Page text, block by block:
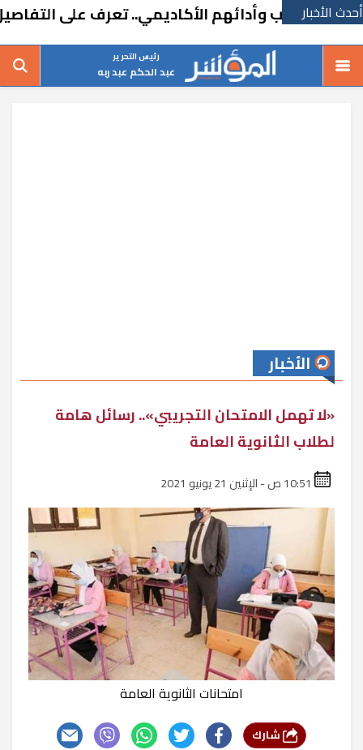
أحدث الأخبار
وأدائهم الأكاديمي.. تعرف على التفاصيل
رئيس التحرير
عبد الحكم عبد ربه
الأخبار
«لا تهمل الامتحان التجريبي».. رسائل هامة
لطلاب الثانوية العامة
امتحانات الثانوية العامة